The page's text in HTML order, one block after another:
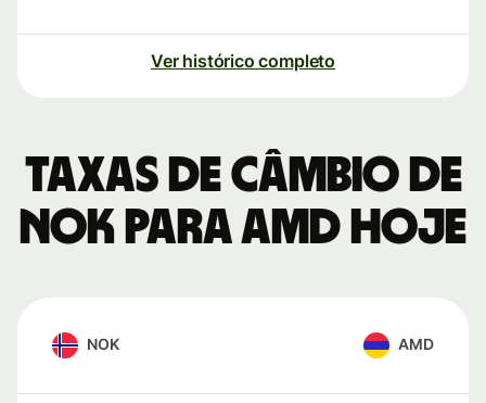
Ver histórico completo
Taxas de câmbio de
NOK para AMD hoje
NOK AMD